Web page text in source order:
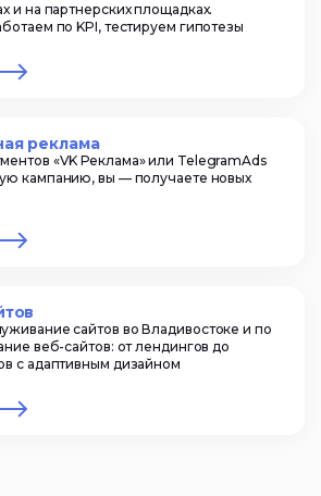
и на партнерских площадках.
по KPI, тестируем гипотезы
реклама
«VK Реклама» или TelegramAds
кампанию, вы — получаете новых
сайтов во Владивостоке и по
веб-сайтов: от лендингов до
с адаптивным дизайном